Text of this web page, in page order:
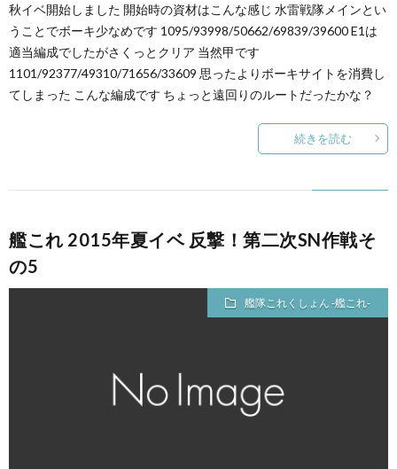
秋イベ開始しました 開始時の資材はこんな感じ 水雷戦隊メインとい
うことでボーキ少なめです 1095/93998/50662/69839/39600 E1は
適当編成でしたがさくっとクリア 当然甲です
1101/92377/49310/71656/33609 思ったよりボーキサイトを消費し
てしまった こんな編成です ちょっと遠回りのルートだったかな？
続きを読む
艦これ 2015年夏イベ 反撃！第二次SN作戦そ
の5
艦隊これくしょん -艦これ-